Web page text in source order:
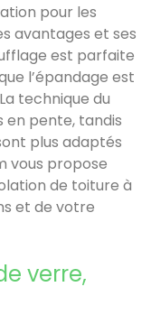
pour les
avantages et ses
est parfaite
l’épandage est
technique du
en pente, tandis
plus adaptés
vous propose
de toiture à
et de votre
verre,